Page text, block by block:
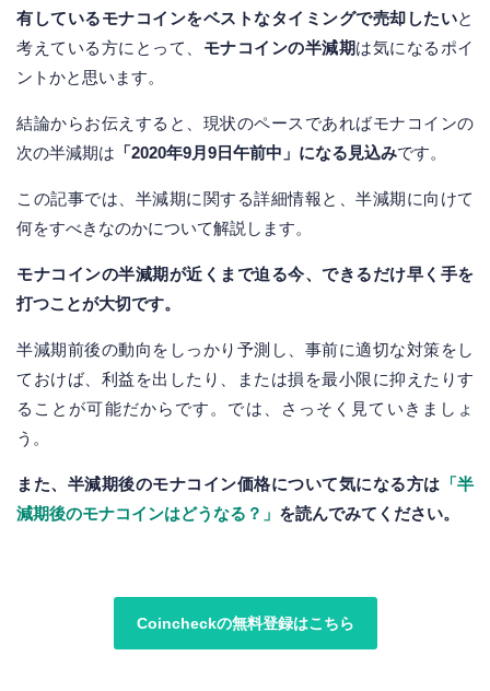
有しているモナコインをベストなタイミングで売却したいと
考えている方にとって、 モナコインの半減期は気になるポイ
ントかと思います。
結論からお伝えすると、現状のペースであればモナコインの
次の半減期は 「2020年9月9日午前中」になる見込みです。
この記事では、半減期に関する詳細情報と、半減期に向けて
何をすべきなのかについて解説します。
モナコインの半減期が近くまで迫る今、できるだけ早く手を
打つことが大切です。
半減期前後の動向をしっかり予測し、事前に適切な対策をし
ておけば、利益を出したり、または損を最小限に抑えたりす
ることが可能だからです。では、さっそく見ていきましょ
う。
また、半減期後のモナコイン価格について気になる方は 「半
減期後のモナコインはどうなる？」 を読んでみてください。
Coincheckの無料登録はこちら